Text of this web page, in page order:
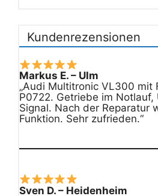
Kundenrezensionen
Markus E. – Ulm
„Audi Multitronic VL300 mit
P0722. Getriebe im Notlauf,
Signal. Nach der Reparatur
Funktion. Sehr zufrieden.“
Sven D. – Heidenheim